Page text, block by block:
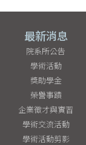
最新消息
院系所公告
學術活動
獎助學金
榮譽事蹟
企業徵才與實習
學術交流活動
學術活動剪影